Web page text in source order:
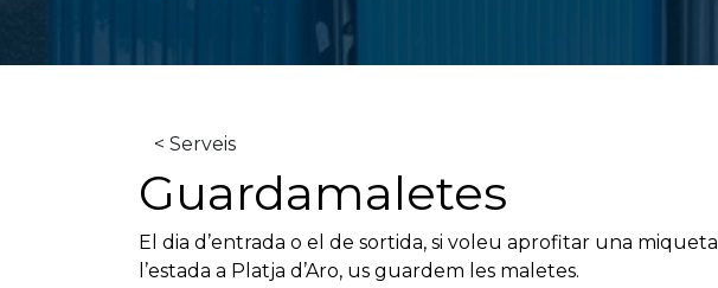
< Serveis
Guardamaletes
El dia d’entrada o el de sortida, si voleu aprofitar una
l’estada a Platja d’Aro, us guardem les maletes.